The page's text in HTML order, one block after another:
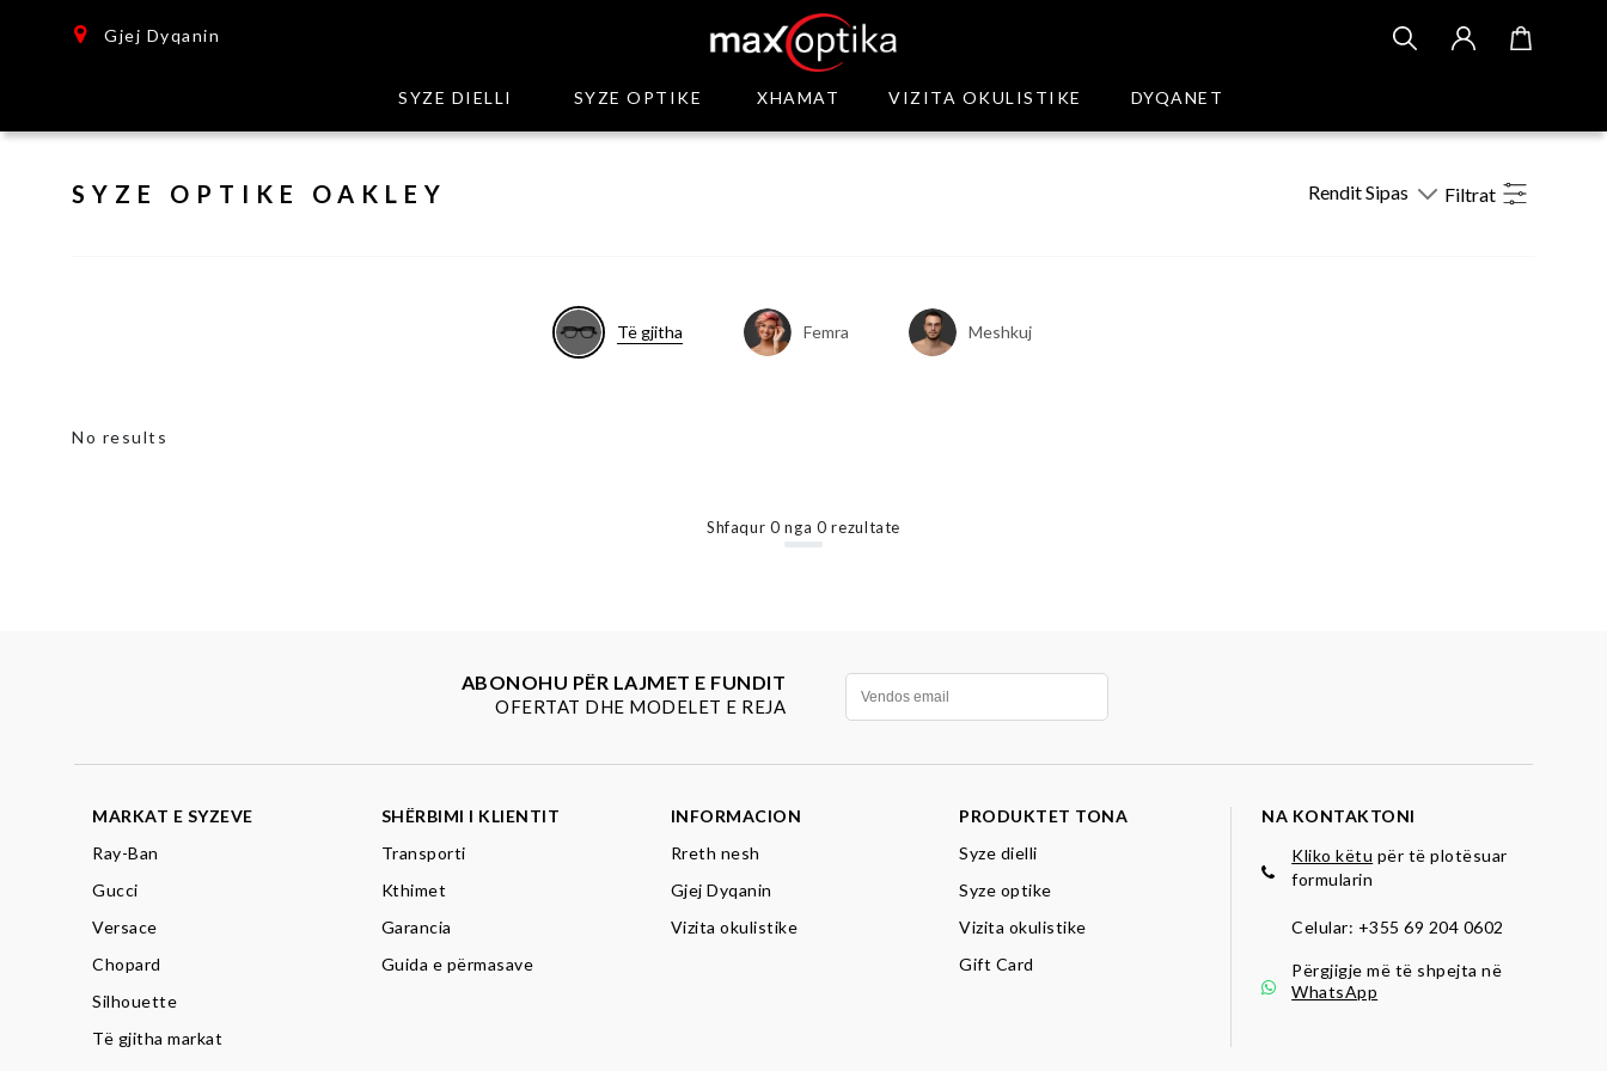
Gjej Dyqanin
SYZE DIELLI SYZE OPTIKE XHAMAT VIZITA OKULISTIKE DYQANET
SYZE OPTIKE OAKLEY Rendit Sipas Filtrat
Të gjitha Femra Meshkuj
No results
Shfaqur0 nga 0 rezultate
ABONOHU PËR LAJMET E FUNDIT
OFERTAT DHE MODELET E REJA
MARKAT E SYZEVE
Ray-Ban
Gucci
Versace
Chopard
Silhouette
Të gjitha markat
SHËRBIMI I KLIENTIT
Transporti
Kthimet
Garancia
Guida e përmasave
INFORMACION
Rreth nesh
Gjej Dyqanin
Vizita okulistike
PRODUKTET TONA
Syze dielli
Syze optike
Vizita okulistike
Gift Card
NA KONTAKTONI
Kliko këtu për të plotësuar
formularin
Celular: +355 69 204 0602
Përgjigje më të shpejta në
WhatsApp